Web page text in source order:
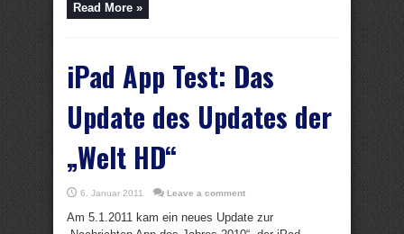
Read More »
iPad App Test: Das
Update des Updates der
„Welt HD“
6. Januar 2011 Leave a comment
Am 5.1.2011 kam ein neues Update zur